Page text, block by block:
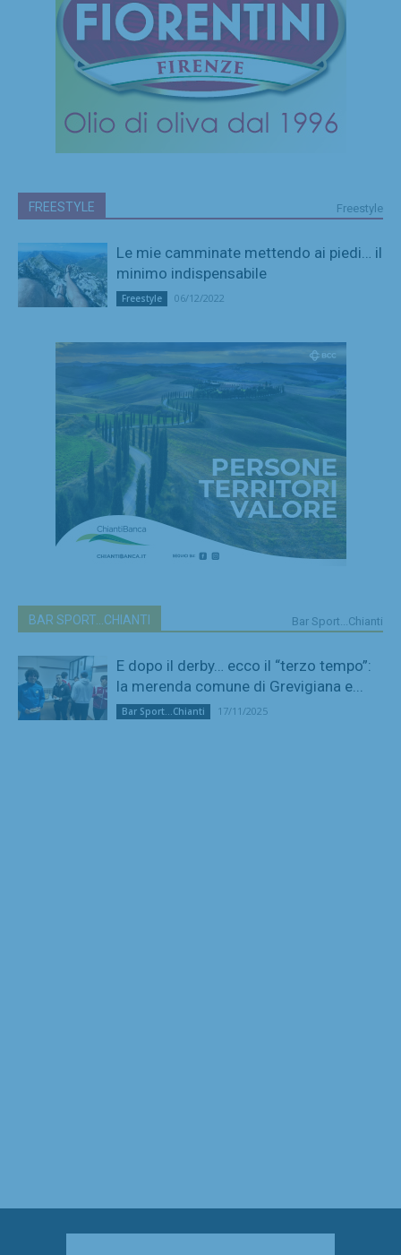
FREESTYLE Freestyle
Le mie camminate mettendo ai piedi… il
minimo indispensabile
Freestyle 06/12/2022
BAR SPORT...CHIANTI Bar Sport...Chianti
E dopo il derby… ecco il “terzo tempo”:
la merenda comune di Grevigiana e...
Bar Sport...Chianti 17/11/2025